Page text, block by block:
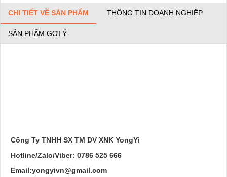
CHI TIẾT VỀ SẢN PHẨM THÔNG TIN DOANH NGHIỆP
SẢN PHẨM GỢI Ý
Công Ty TNHH SX TM DV XNK YongYi
Hotline/Zalo/Viber: 0786 525 666
Email:yongyivn@gmail.com